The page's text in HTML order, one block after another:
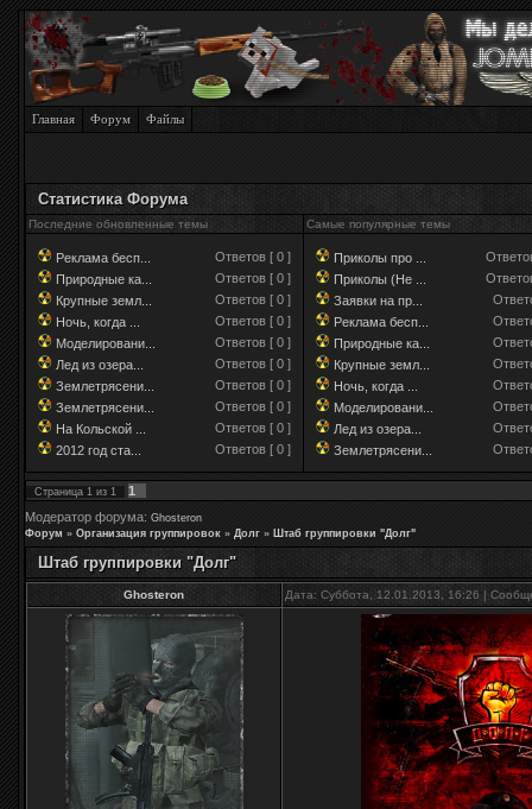
Главная Форум Файлы
Статистика Форума
Последние обновленные темы Самые популярные темы
Реклама бесп...
Ответов [ 0 ]
Природные ка...
Ответов [ 0 ]
Крупные земл...
Ответов [ 0 ]
Ночь, когда ...
Ответов [ 0 ]
Моделировани...
Ответов [ 0 ]
Лед из озера...
Ответов [ 0 ]
Землетрясени...
Ответов [ 0 ]
Землетрясени...
Ответов [ 0 ]
На Кольской ...
Ответов [ 0 ]
2012 год ста...
Ответов [ 0 ]
Приколы про ...
Приколы (Не ...
Заявки на пр...
Реклама бесп...
Природные ка...
Крупные земл...
Ночь, когда ...
Моделировани...
Лед из озера...
Землетрясени...
Страница 1 из 1
1
Модератор форума: Ghosteron
Форум » Организация группировок » Долг » Штаб группировки "Долг"
Штаб группировки "Долг"
Ghosteron Дата: Суббота, 12.01.2013, 16:26 |